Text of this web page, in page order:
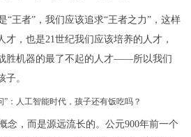
“王者”，我们应该追求“王者之力”，这样
才，也是21世纪我们应该培养的人才，
胜机器的最了不起的人才——所以我们
子。
念，而是源远流长的。公元900年前一个